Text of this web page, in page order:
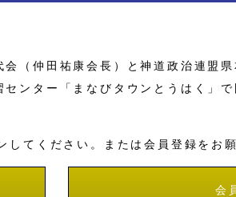
（仲田祐康会長）と神道政治連盟
ンター「まなびタウンとうはく」
してください。または会員登録をお
会